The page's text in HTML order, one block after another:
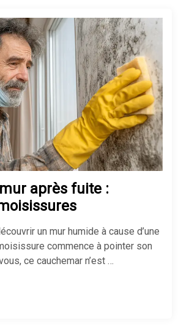
après fuite :
un mur humide à cause d’une
commence à pointer son
ce cauchemar n’est …